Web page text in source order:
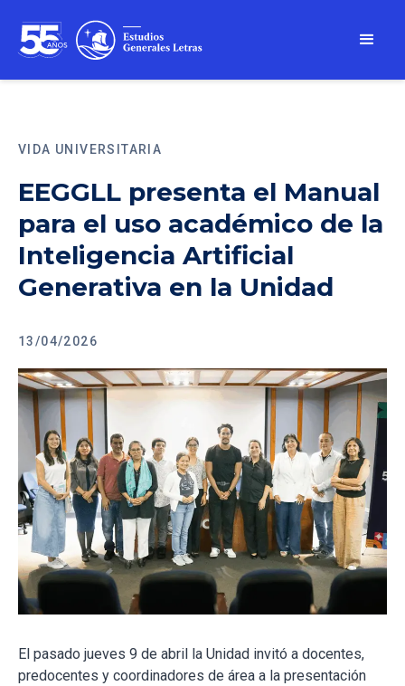
VIDA UNIVERSITARIA
EEGGLL presenta el Manual
para el uso académico de la
Inteligencia Artificial
Generativa en la Unidad
13/04/2026
El pasado jueves 9 de abril la Unidad invitó a docentes,
predocentes y coordinadores de área a la presentación